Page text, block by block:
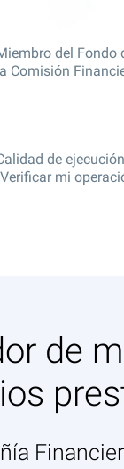
del Fondo
Comisión
de
mi
de